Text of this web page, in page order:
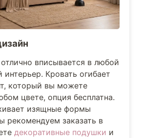
вписывается в любой
Кровать огибает
который вы можете
цвете, опция бесплатна.
изящные формы
рекомендуем заказать в
декоративные подушки и